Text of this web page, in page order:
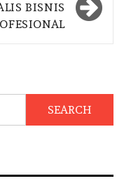
BISNIS